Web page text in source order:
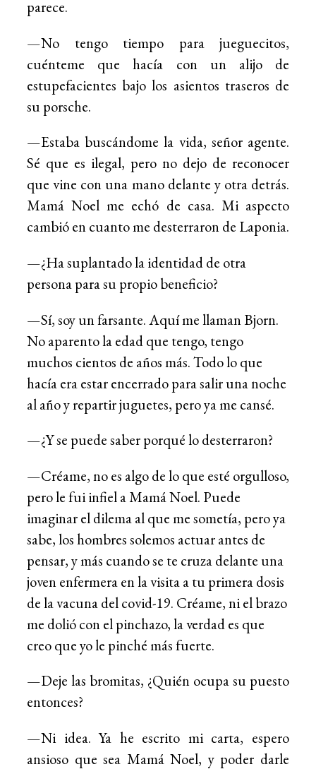
parece.
—No tengo tiempo para jueguecitos,
cuénteme que hacía con un alijo de
estupefacientes bajo los asientos traseros de
su porsche.
—Estaba buscándome la vida, señor agente.
Sé que es ilegal, pero no dejo de reconocer
que vine con una mano delante y otra detrás.
Mamá Noel me echó de casa. Mi aspecto
cambió en cuanto me desterraron de Laponia.
—¿Ha suplantado la identidad de otra
persona para su propio beneficio?
—Sí, soy un farsante. Aquí me llaman Bjorn.
No aparento la edad que tengo, tengo
muchos cientos de años más. Todo lo que
hacía era estar encerrado para salir una noche
al año y repartir juguetes, pero ya me cansé.
—¿Y se puede saber porqué lo desterraron?
—Créame, no es algo de lo que esté orgulloso,
pero le fui infiel a Mamá Noel. Puede
imaginar el dilema al que me sometía, pero ya
sabe, los hombres solemos actuar antes de
pensar, y más cuando se te cruza delante una
joven enfermera en la visita a tu primera dosis
de la vacuna del covid-19. Créame, ni el brazo
me dolió con el pinchazo, la verdad es que
creo que yo le pinché más fuerte.
—Deje las bromitas, ¿Quién ocupa su puesto
entonces?
—Ni idea. Ya he escrito mi carta, espero
ansioso que sea Mamá Noel, y poder darle